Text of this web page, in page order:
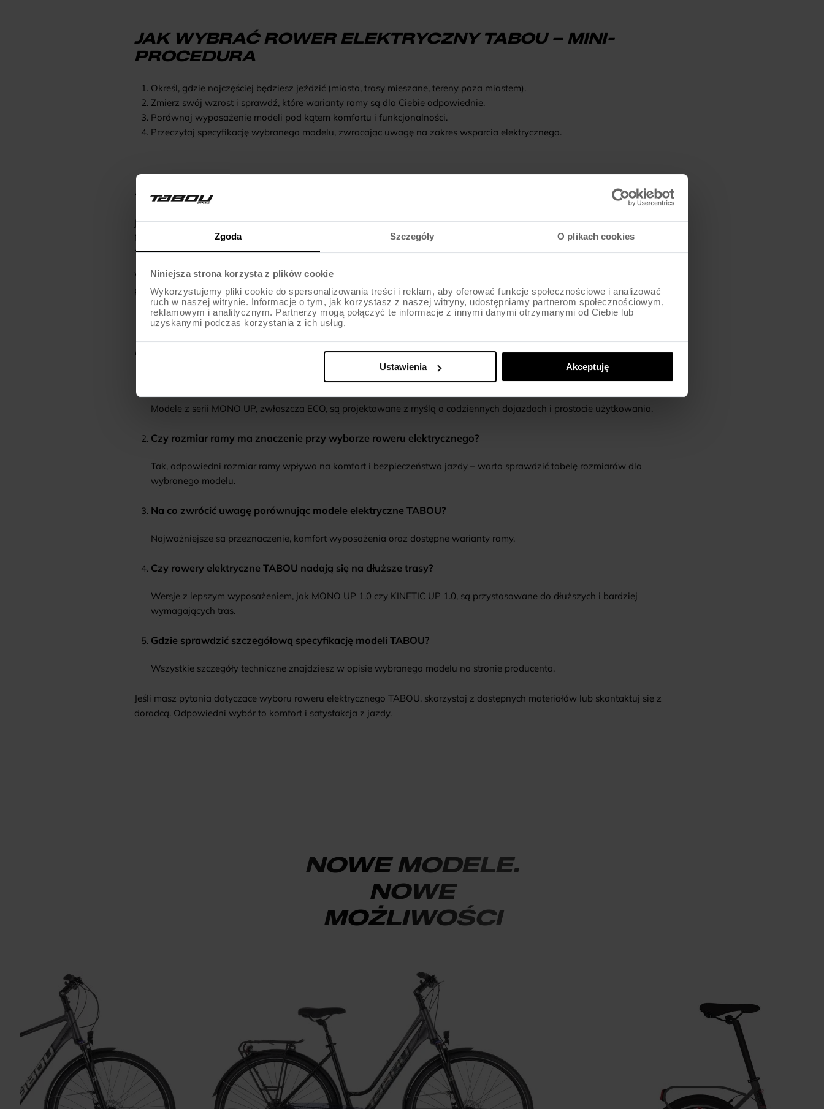
Zgoda Szczegóły O plikach cookies
Niniejsza strona korzysta z plików cookie
Wykorzystujemy pliki cookie do spersonalizowania treści i reklam, aby oferować funkcje społecznościowe i analizować
ruch w naszej witrynie. Informacje o tym, jak korzystasz z naszej witryny, udostępniamy partnerom społecznościowym,
reklamowym i analitycznym. Partnerzy mogą połączyć te informacje z innymi danymi otrzymanymi od Ciebie lub
uzyskanymi podczas korzystania z ich usług.
Ustawienia Akceptuję
JAK WYBRAĆ ROWER ELEKTRYCZNY TABOU – MINI-
PROCEDURA
Określ, gdzie najczęściej będziesz jeździć (miasto, trasy mieszane, tereny poza miastem).
Zmierz swój wzrost i sprawdź, które warianty ramy są dla Ciebie odpowiednie.
Porównaj wyposażenie modeli pod kątem komfortu i funkcjonalności.
Przeczytaj specyfikację wybranego modelu, zwracając uwagę na zakres wsparcia elektrycznego.
SCENARIUSZE UŻYTKOWANIA
Jeśli codziennie dojeżdżasz do pracy po mieście, model taki jak TABOU MONO UP ECO zapewni Ci wygodę i prostą obsługę.
Natomiast jeśli planujesz dłuższe wycieczki poza miasto, warto rozważyć bardziej zaawansowany model, np. TABOU KINETIC UP
1.0, który lepiej sprawdzi się w zróżnicowanym terenie.
Warto pamiętać, że wybór roweru elektrycznego powinien być dopasowany nie tylko do Twoich aktualnych potrzeb, ale też do
planowanych tras i stylu jazdy.
FAQ
Jaki rower elektryczny wybrać do jazdy po mieście?
Modele z serii MONO UP, zwłaszcza ECO, są projektowane z myślą o codziennych dojazdach i prostocie użytkowania.
Czy rozmiar ramy ma znaczenie przy wyborze roweru elektrycznego?
Tak, odpowiedni rozmiar ramy wpływa na komfort i bezpieczeństwo jazdy – warto sprawdzić tabelę rozmiarów dla
wybranego modelu.
Na co zwrócić uwagę porównując modele elektryczne TABOU?
Najważniejsze są przeznaczenie, komfort wyposażenia oraz dostępne warianty ramy.
Czy rowery elektryczne TABOU nadają się na dłuższe trasy?
Wersje z lepszym wyposażeniem, jak MONO UP 1.0 czy KINETIC UP 1.0, są przystosowane do dłuższych i bardziej
wymagających tras.
Gdzie sprawdzić szczegółową specyfikację modeli TABOU?
Wszystkie szczegóły techniczne znajdziesz w opisie wybranego modelu na stronie producenta.
Jeśli masz pytania dotyczące wyboru roweru elektrycznego TABOU, skorzystaj z dostępnych materiałów lub skontaktuj się z
doradcą. Odpowiedni wybór to komfort i satysfakcja z jazdy.
NOWE MODELE.
NOWE
MOŻLIWOŚCI